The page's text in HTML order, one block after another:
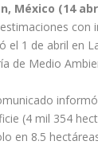
México (14
con
el 1 de abril en
de Medio
(4 mil 354
en 8.5